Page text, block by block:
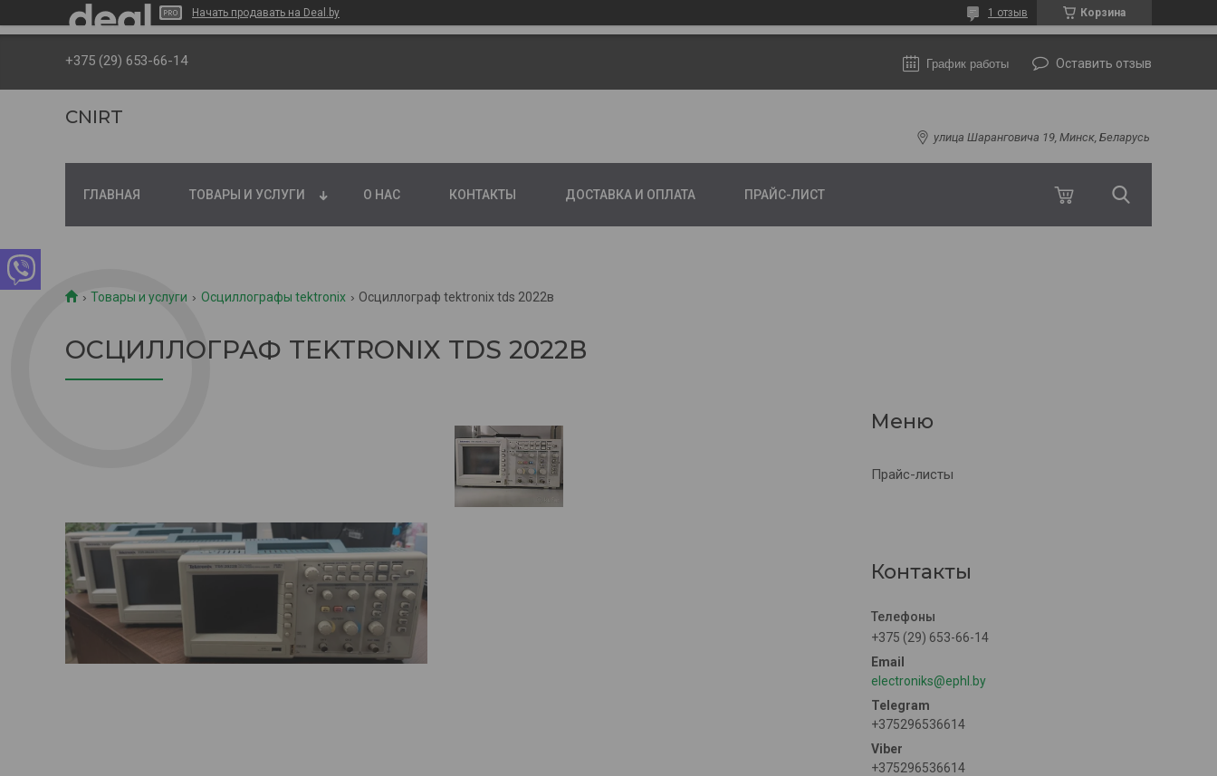
Начать продавать на Deal.by Корзина
1 отзыв
+375 (29) 653-66-14 График работы Оставить отзыв
CNIRT
улица Шаранговича 19, Минск, Беларусь
ГЛАВНАЯ ТОВАРЫ И УСЛУГИ О НАС КОНТАКТЫ ДОСТАВКА И ОПЛАТА ПРАЙС-ЛИСТ
Товары и услуги Осциллографы tektronix Осциллограф tektronix tds 2022в
ОСЦИЛЛОГРАФ TEKTRONIX TDS 2022В
Прайс-листы
Контакты
+375 (29) 653-66-14
electroniks@ephl.by
+375296536614
+375296536614